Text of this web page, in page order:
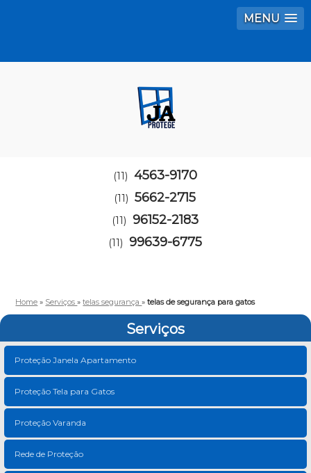
MENU
(11) 4563-9170
(11) 5662-2715
(11) 96152-2183
(11) 99639-6775
Home » Serviços»telas segurança»telas de segurança para gatos
Serviços
Proteção Janela Apartamento
Proteção Tela para Gatos
Proteção Varanda
Rede de Proteção